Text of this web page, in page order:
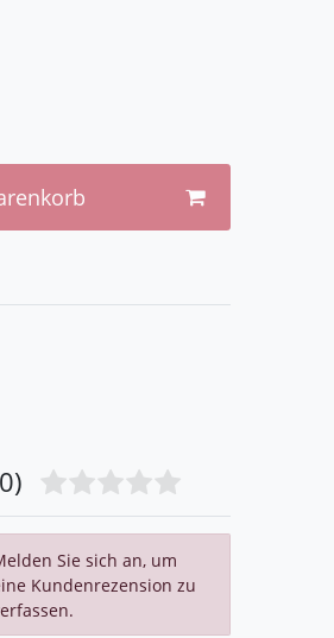
Sie sich an, um
Kundenrezension zu